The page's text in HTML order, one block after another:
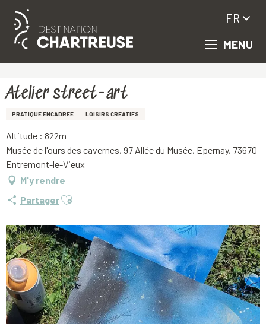
Aller
principal
MENU
FR
Atelier street-art
PRATIQUE ENCADRÉE LOISIRS CRÉATIFS
Altitude : 822m
Musée de l'ours des cavernes, 97 Allée du Musée, Epernay, 73670
Entremont-le-Vieux
M'y rendre
PartagerAjouter aux favoris